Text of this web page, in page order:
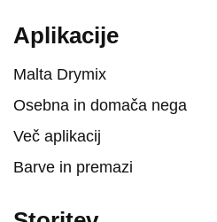
Aplikacije
Malta Drymix
Osebna in domača nega
Več aplikacij
Barve in premazi